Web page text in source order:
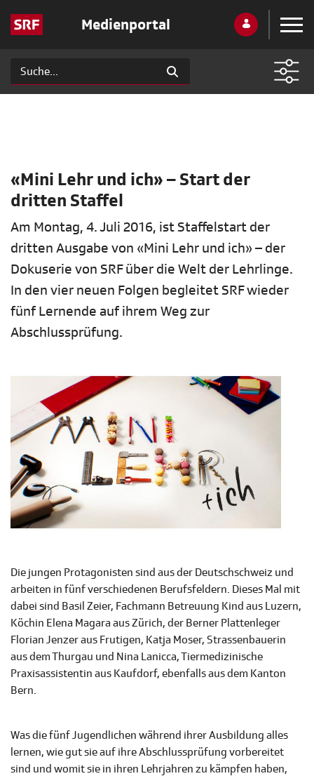
Medienportal
«Mini Lehr und ich» – Start der
dritten Staffel
Am Montag, 4. Juli 2016, ist Staffelstart der
dritten Ausgabe von «Mini Lehr und ich» – der
Dokuserie von SRF über die Welt der Lehrlinge.
In den vier neuen Folgen begleitet SRF wieder
fünf Lernende auf ihrem Weg zur
Abschlussprüfung.
Die jungen Protagonisten sind aus der Deutschschweiz und
arbeiten in fünf verschiedenen Berufsfeldern. Dieses Mal mit
dabei sind Basil Zeier, Fachmann Betreuung Kind aus Luzern,
Köchin Elena Magara aus Zürich, der Berner Plattenleger
Florian Jenzer aus Frutigen, Katja Moser, Strassenbauerin
aus dem Thurgau und Nina Lanicca, Tiermedizinische
Praxisassistentin aus Kaufdorf, ebenfalls aus dem Kanton
Bern.
Was die fünf Jugendlichen während ihrer Ausbildung alles
lernen, wie gut sie auf ihre Abschlussprüfung vorbereitet
sind und womit sie in ihren Lehrjahren zu kämpfen haben,